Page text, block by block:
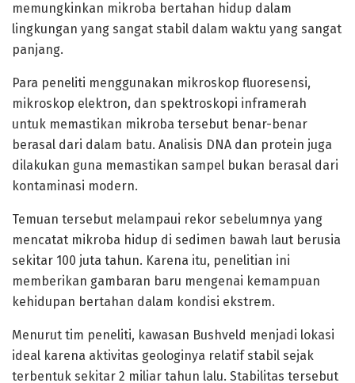
memungkinkan mikroba bertahan hidup dalam
lingkungan yang sangat stabil dalam waktu yang sangat
panjang.
Para peneliti menggunakan mikroskop fluoresensi,
mikroskop elektron, dan spektroskopi inframerah
untuk memastikan mikroba tersebut benar-benar
berasal dari dalam batu. Analisis DNA dan protein juga
dilakukan guna memastikan sampel bukan berasal dari
kontaminasi modern.
Temuan tersebut melampaui rekor sebelumnya yang
mencatat mikroba hidup di sedimen bawah laut berusia
sekitar 100 juta tahun. Karena itu, penelitian ini
memberikan gambaran baru mengenai kemampuan
kehidupan bertahan dalam kondisi ekstrem.
Menurut tim peneliti, kawasan Bushveld menjadi lokasi
ideal karena aktivitas geologinya relatif stabil sejak
terbentuk sekitar 2 miliar tahun lalu. Stabilitas tersebut